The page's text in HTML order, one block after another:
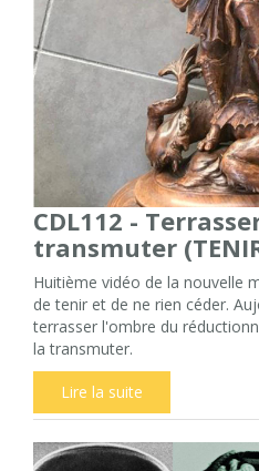
CDL112 -
transmuter
Huitième vidéo de la nouvelle
de tenir et de ne rien céder.
terrasser l'ombre du
la transmuter.
Lire la suite